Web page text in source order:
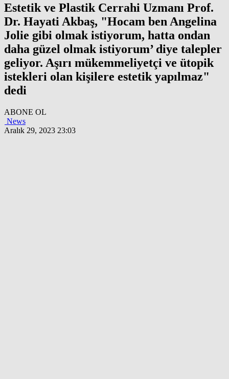
Estetik ve Plastik Cerrahi Uzmanı Prof.
Dr. Hayati Akbaş, "Hocam ben Angelina
Jolie gibi olmak istiyorum, hatta ondan
daha güzel olmak istiyorum’ diye talepler
geliyor. Aşırı mükemmeliyetçi ve ütopik
istekleri olan kişilere estetik yapılmaz"
dedi
ABONE OL
News
Aralık 29, 2023 23:03